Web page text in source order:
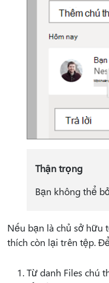
Thận trọng
Bạn không thể
Nếu bạn là chủ sở hữu
thích còn lại trên tệp.
Từ danh Files chú